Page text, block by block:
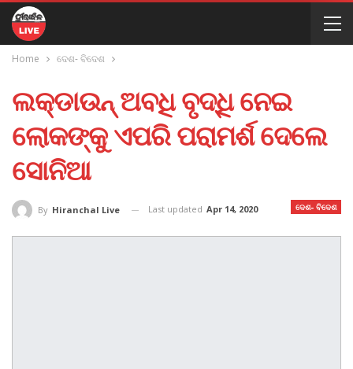
Home ଦେଶ- ବିଦେଶ
ଲକ୍‌ଡାଉନ୍ ଅବଧି ବୃଦ୍ଧି ନେଇ
ଲୋକଙ୍କୁ ଏପରି ପରାମର୍ଶ ଦେଲେ
ସୋନିଆ
ଦେଶ- ବିଦେଶ
By Hiranchal Live Last updated Apr 14, 2020